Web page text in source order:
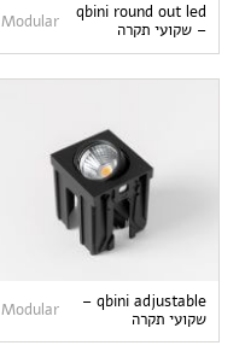
qbini round out led
– שקועי תקרה
Modular
qbini adjustable –
שקועי תקרה
Modular